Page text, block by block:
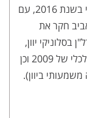
בסלוניקי יוון החל את דרכו בשוק הנדל"ן היווני בשנת 2016, עם
חקר את
יוון,
לרבות בתקופות שאחרי היציאה מהמשבר הכלכלי של 2009 וכן
ביוון).